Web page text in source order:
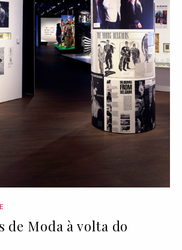
de Moda à volta do